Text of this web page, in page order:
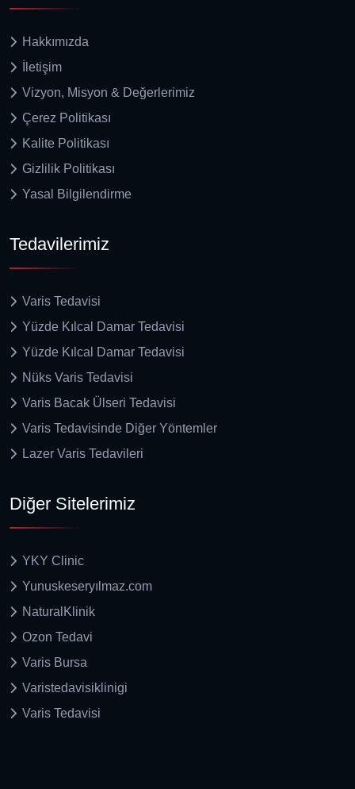
Hakkımızda
İletişim
Vizyon, Misyon & Değerlerimiz
Çerez Politikası
Kalite Politikası
Gizlilik Politikası
Yasal Bilgilendirme
Tedavilerimiz
Varis Tedavisi
Yüzde Kılcal Damar Tedavisi
Yüzde Kılcal Damar Tedavisi
Nüks Varis Tedavisi
Varis Bacak Ülseri Tedavisi
Varis Tedavisinde Diğer Yöntemler
Lazer Varis Tedavileri
Diğer Sitelerimiz
YKY Clinic
Yunuskeseryılmaz.com
NaturalKlinik
Ozon Tedavi
Varis Bursa
Varistedavisiklinigi
Varis Tedavisi